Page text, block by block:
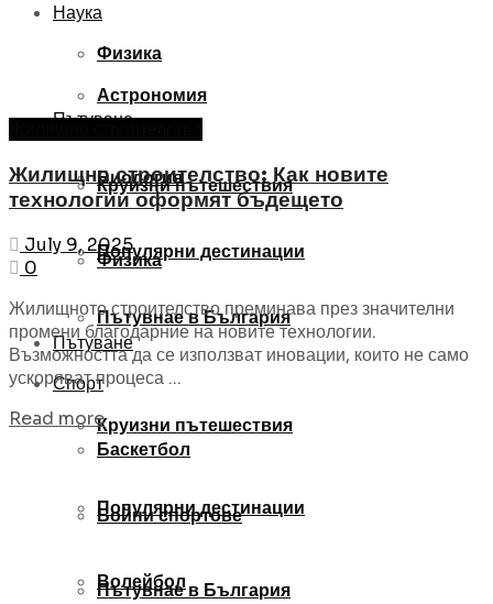
Наука
Астрономия
Биология
Физика
Пътуване
Круизни пътешествия
Популярни дестинации
Пътувнае в България
Физика
Пътуване
Круизни пътешествия
Популярни дестинации
Пътувнае в България
Спорт
Баскетбол
Бойни спортове
Волейбол
Жилищно строителство: Как новите
технологии оформят бъдещето
July 9, 2025
0
Жилищното строителство преминава през значителни
промени благодарние на новите технологии.
Възможността да се използват иновации, които не само
ускоряват процеса ...
Read more